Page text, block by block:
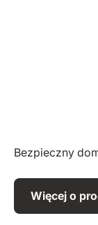
Bezpieczny
Więcej o